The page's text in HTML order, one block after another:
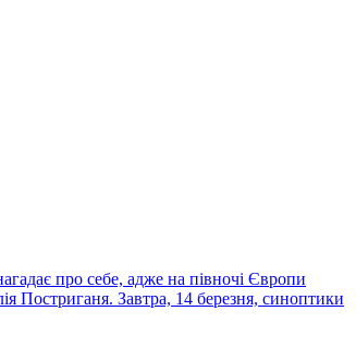
про себе, адже на півночі Європи
Постриганя. Завтра, 14 березня, синоптики